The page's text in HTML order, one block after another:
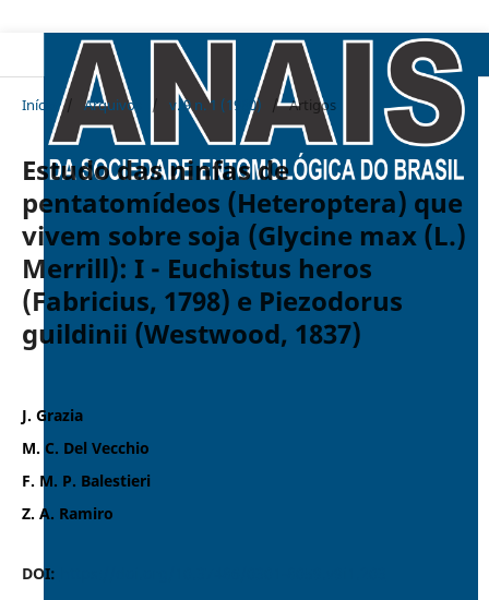
Início / Arquivos / v. 9 n. 1 (1980) / Artigos
Estudo das ninfas de
pentatomídeos (Heteroptera) que
vivem sobre soja (Glycine max (L.)
Merrill): I - Euchistus heros
(Fabricius, 1798) e Piezodorus
guildinii (Westwood, 1837)
J. Grazia
M. C. Del Vecchio
F. M. P. Balestieri
Z. A. Ramiro
DOI: